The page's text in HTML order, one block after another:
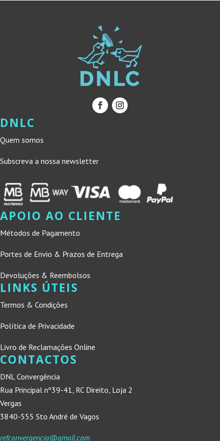
DNLC
Quem somos
Subscreva a nossa newsletter
APOIO AO CLIENTE
Métodos de Pagamento
Portes de Envio & Prazos de Entrega
Devoluções & Reembolsos
LINKS ÚTEIS
Termos & Condições
Política de Privacidade
Livro de Reclamações Online
CONTACTOS
DNL Convergência
Rua Principal nº39-41, RC Direito, Loja 2
Vergas
3840-555 Sto André de Vagos
refconvergencia@gmail.com